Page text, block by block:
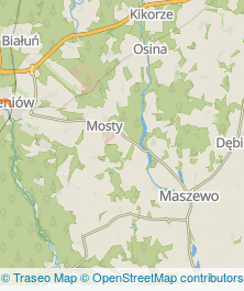
© Traseo Map© OpenStreetMap contributors